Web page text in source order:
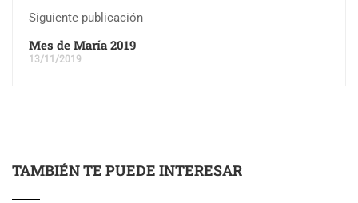
Siguiente publicación
Mes de María 2019
13/11/2019
TAMBIÉN TE PUEDE INTERESAR